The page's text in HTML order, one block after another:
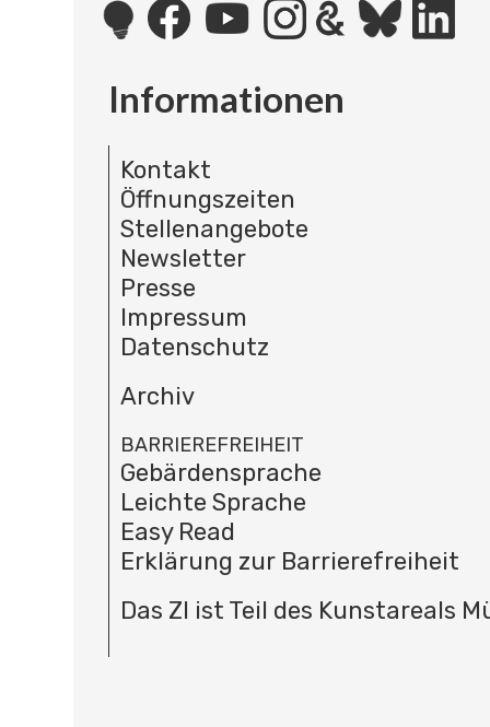
Informationen
Kontakt
Öffnungszeiten
Stellenangebote
Newsletter
Presse
Impressum
Datenschutz
Archiv
BARRIEREFREIHEIT
Gebärdensprache
Leichte Sprache
Easy Read
Erklärung zur Barrierefreiheit
Das ZI ist Teil des Kunstareals